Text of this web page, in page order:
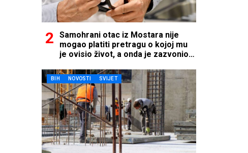
Samohrani otac iz Mostara nije
mogao platiti pretragu o kojoj mu
je ovisio život, a onda je zazvonio
BIH NOVOSTI SVIJET